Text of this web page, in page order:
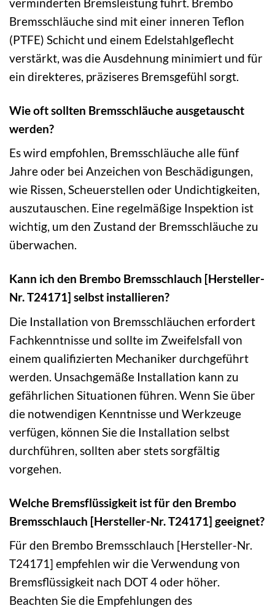
Bremsschläuche sind mit einer inneren Teflon
(PTFE) Schicht und einem Edelstahlgeflecht
verstärkt, was die Ausdehnung minimiert und für
ein direkteres, präziseres Bremsgefühl sorgt.
Wie oft sollten Bremsschläuche ausgetauscht
werden?
Es wird empfohlen, Bremsschläuche alle fünf
Jahre oder bei Anzeichen von Beschädigungen,
wie Rissen, Scheuerstellen oder Undichtigkeiten,
auszutauschen. Eine regelmäßige Inspektion ist
wichtig, um den Zustand der Bremsschläuche zu
überwachen.
Kann ich den Brembo Bremsschlauch [Hersteller-
Nr. T24171] selbst installieren?
Die Installation von Bremsschläuchen erfordert
Fachkenntnisse und sollte im Zweifelsfall von
einem qualifizierten Mechaniker durchgeführt
werden. Unsachgemäße Installation kann zu
gefährlichen Situationen führen. Wenn Sie über
die notwendigen Kenntnisse und Werkzeuge
verfügen, können Sie die Installation selbst
durchführen, sollten aber stets sorgfältig
vorgehen.
Welche Bremsflüssigkeit ist für den Brembo
Bremsschlauch [Hersteller-Nr. T24171] geeignet?
Für den Brembo Bremsschlauch [Hersteller-Nr.
T24171] empfehlen wir die Verwendung von
Bremsflüssigkeit nach DOT 4 oder höher.
Beachten Sie die Empfehlungen des